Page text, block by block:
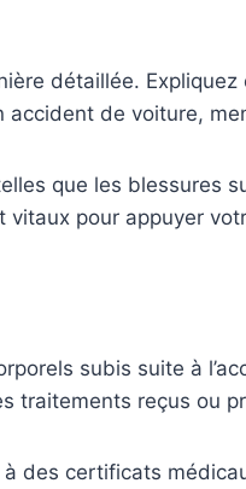
détaillée.
accident de voiture,
que les blessures
pour appuyer
subis suite à
traitements reçus ou
des certificats